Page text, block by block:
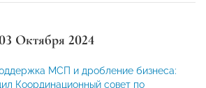
Октября 2024
МСП и дробление бизнеса:
Координационный совет по